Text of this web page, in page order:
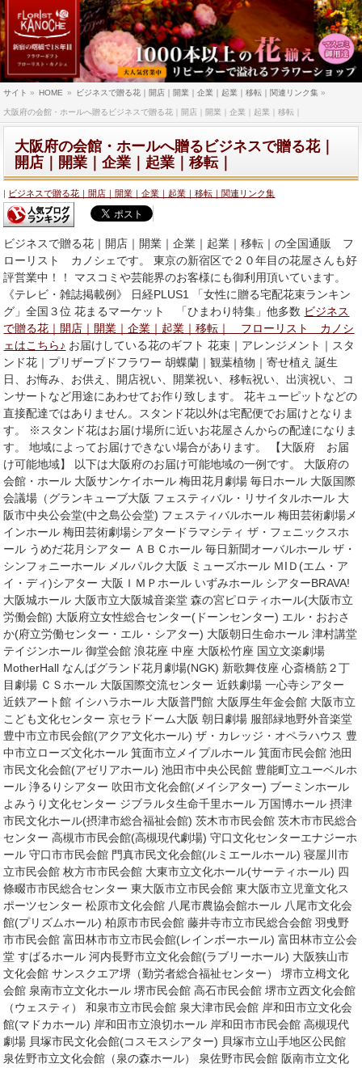
サイト » HOME » ビジネスで贈る花｜開店｜開業｜企業｜起業｜移転｜関連リンク集 »
大阪府の会館・ホールへ贈るビジネスで贈る花｜開店｜開業｜企業｜起業｜移転｜
大阪府の会館・ホールへ贈るビジネスで贈る花｜
開店｜開業｜企業｜起業｜移転｜
ビジネスで贈る花｜開店｜開業｜企業｜起業｜移転｜関連リンク集
ビジネスで贈る花｜開店｜開業｜企業｜起業｜移転｜の全国通販 フ
ローリスト カノシェです。 東京の新宿区で２０年目の花屋さんも好
評営業中！！ マスコミや芸能界のお客様にも御利用頂いています。
《テレビ・雑誌掲載例》 日経PLUS1 「女性に贈る宅配花束ランキン
グ」全国３位 花まるマーケット 「ひまわり特集」他多数 ビジネス
で贈る花｜開店｜開業｜企業｜起業｜移転｜ フローリスト カノシ
ェはこちら♪ お届けしている花のギフト 花束｜アレンジメント｜スタ
ンド花｜プリザーブドフラワー 胡蝶蘭｜観葉植物｜寄せ植え 誕生
日、お悔み、お供え、開店祝い、開業祝い、移転祝い、出演祝い、コ
ンサートなど用途にあわせてお作り致します。 花キューピットなどの
直接配達ではありません。スタンド花以外は宅配便でお届けとなりま
す。 ※スタンド花はお届け場所に近いお花屋さんからの配達になりま
す。 地域によってお届けできない場合があります。 【大阪府 お届
け可能地域】 以下は大阪府のお届け可能地域の一例です。 大阪府の
会館・ホール 大阪サンケイホール 梅田花月劇場 毎日ホール 大阪国際
会議場（グランキューブ大阪 フェスティバル・リサイタルホール 大
阪市中央公会堂(中之島公会堂) フェスティバルホール 梅田芸術劇場メ
インホール 梅田芸術劇場シアタードラマシティ ザ・フェニックスホ
ール うめだ花月シアター ＡＢＣホール 毎日新聞オーバルホール ザ・
シンフォニーホール メルパルク大阪 ミューズホール ＭIＤ(エム・ア
イ・ディ)シアター 大阪ＩＭＰホール いずみホール シアターBRAVA!
大阪城ホール 大阪市立大阪城音楽堂 森の宮ピロティホール(大阪市立
労働会館) 大阪府立女性総合センター(ドーンセンター) エル・おおさ
か(府立労働センター・エル・シアター) 大阪朝日生命ホール 津村講堂
テイジンホール 御堂会館 浪花座 中座 大阪松竹座 国立文楽劇場
MotherHall なんばグランド花月劇場(NGK) 新歌舞伎座 心斎橋筋２丁
目劇場 ＣＳホール 大阪国際交流センター 近鉄劇場 一心寺シアター
近鉄アート館 イシハラホール 大阪普門館 大阪厚生年金会館 大阪市立
こども文化センター 京セラドーム大阪 朝日劇場 服部緑地野外音楽堂
豊中市立市民会館(アクア文化ホール) ザ・カレッジ・オペラハウス 豊
中市立ローズ文化ホール 箕面市立メイプルホール 箕面市民会館 池田
市民文化会館(アゼリアホール) 池田市中央公民館 豊能町立ユーベルホ
ール 浄るりシアター 吹田市文化会館(メイシアター) ブーミンホール
よみうり文化センター ジブラルタ生命千里ホール 万国博ホール 摂津
市民文化ホール(摂津市総合福祉会館) 茨木市市民会館 茨木市市民総合
センター 高槻市市民会館(高槻現代劇場) 守口文化センターエナジーホ
ール 守口市市民会館 門真市民文化会館(ルミエールホール) 寝屋川市
立市民会館 枚方市市民会館 大東市立文化ホール(サーティホール) 四
條畷市市民総合センター 東大阪市立市民会館 東大阪市立児童文化ス
ポーツセンター 松原市文化会館 八尾市農協会館ホール 八尾市文化会
館(プリズムホール) 柏原市市民会館 藤井寺市立市民総合会館 羽曵野
市市民会館 富田林市市立市民会館(レインボーホール) 富田林市立公会
堂 すばるホール 河内長野市立文化会館(ラブリーホール) 大阪狭山市
文化会館 サンスクエア堺（勤労者総合福祉センター） 堺市立栂文化
会館 泉南市立文化ホール 堺市民会館 高石市民会館 堺市立西文化会館
（ウェスティ） 和泉市立市民会館 泉大津市民会館 岸和田市立文化会
館(マドカホール) 岸和田市立浪切ホール 岸和田市市民会館 高槻現代
劇場 貝塚市民文化会館(コスモスシアター) 貝塚市立山手地区公民館
泉佐野市立文化会館（泉の森ホール） 泉佐野市民会館 阪南市立文化